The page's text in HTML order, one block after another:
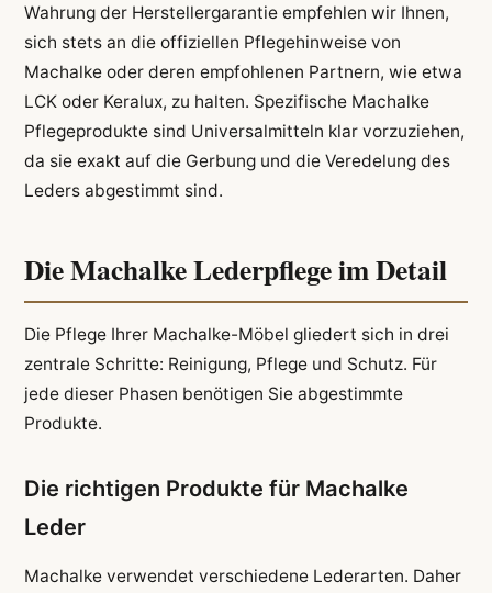
Wahrung der Herstellergarantie empfehlen wir Ihnen,
sich stets an die offiziellen Pflegehinweise von
Machalke oder deren empfohlenen Partnern, wie etwa
LCK oder Keralux, zu halten. Spezifische Machalke
Pflegeprodukte sind Universalmitteln klar vorzuziehen,
da sie exakt auf die Gerbung und die Veredelung des
Leders abgestimmt sind.
Die Machalke Lederpflege im Detail
Die Pflege Ihrer Machalke-Möbel gliedert sich in drei
zentrale Schritte: Reinigung, Pflege und Schutz. Für
jede dieser Phasen benötigen Sie abgestimmte
Produkte.
Die richtigen Produkte für Machalke
Leder
Machalke verwendet verschiedene Lederarten. Daher